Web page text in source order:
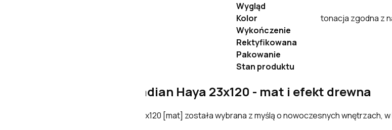
Wygląd
Kolor
tonacja zgodna z
Wykończenie
Rektyfikowana
Pakowanie
Stan produktu
Pamesa Atrium Acadian Haya 23x120 - mat i efekt drewna
Pamesa Atrium Acadian Haya 23x120 [mat] została wybrana z myślą o nowoczesnych